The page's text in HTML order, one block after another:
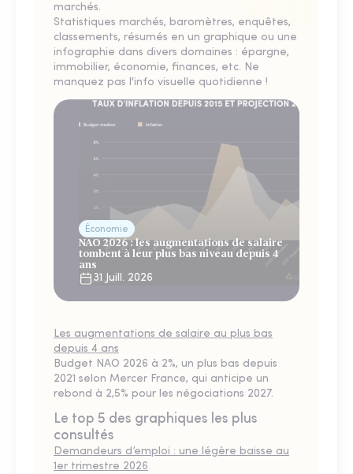
marchés.
Statistiques marchés, baromètres, enquêtes,
classements, résumés en un graphique ou une
infographie dans divers domaines : épargne,
immobilier, économie, finances, etc. Ne
manquez pas l'info visuelle quotidienne !
Économie
NAO 2026 : les augmentations de salaire
tombent à leur plus bas niveau depuis 4
ans
31 Juill. 2026
Les augmentations de salaire au plus bas
depuis 4 ans
Budget NAO 2026 à 2%, un plus bas depuis
2021 selon Mercer France, qui anticipe un
rebond à 2,5% pour les négociations 2027.
Le top 5 des graphiques les plus
consultés
Demandeurs d’emploi : une légère baisse au
1er trimestre 2026